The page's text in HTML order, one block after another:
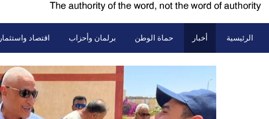
الرئيسية أخبار حماة الوطن برلمان وأحزاب اقتصاد واستثمار